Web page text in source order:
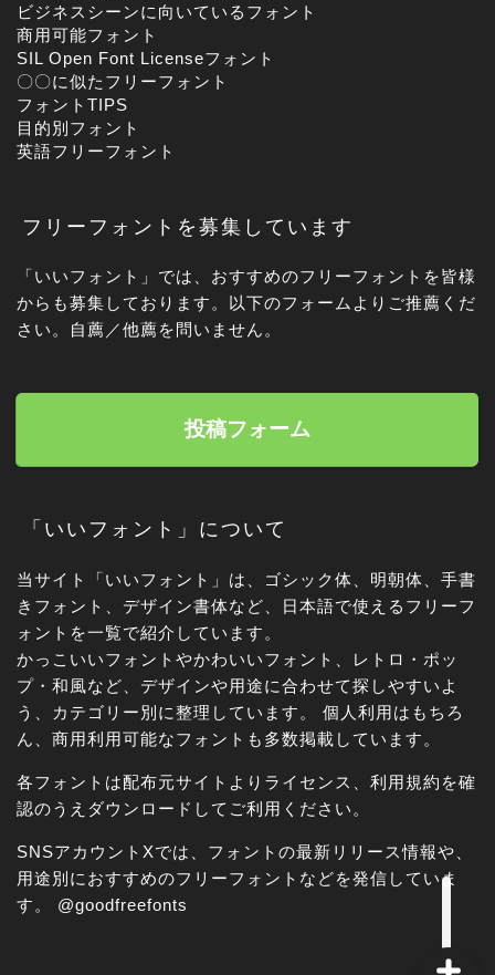
ビジネスシーンに向いているフォント
商用可能フォント
SIL Open Font Licenseフォント
〇〇に似たフリーフォント
フォントTIPS
目的別フォント
英語フリーフォント
フリーフォントを募集しています
「いいフォント」では、おすすめのフリーフォントを皆様
からも募集しております。以下のフォームよりご推薦くだ
さい。自薦／他薦を問いません。
投稿フォーム
「いいフォント」について
当サイト「いいフォント」は、ゴシック体、明朝体、手書
きフォント、デザイン書体など、日本語で使えるフリーフ
ォントを一覧で紹介しています。
かっこいいフォントやかわいいフォント、レトロ・ポッ
プ・和風など、デザインや用途に合わせて探しやすいよ
う、カテゴリー別に整理しています。 個人利用はもちろ
ん、商用利用可能なフォントも多数掲載しています。
各フォントは配布元サイトよりライセンス、利用規約を確
認のうえダウンロードしてご利用ください。
SNSアカウントXでは、フォントの最新リリース情報や、
用途別におすすめのフリーフォントなどを発信していま
す。 @goodfreefonts
角ゴシック
丸ゴシック体
明朝体
手書き風